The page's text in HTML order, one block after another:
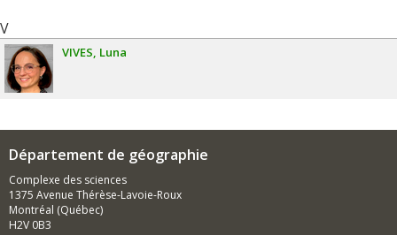
V
VIVES Luna
Département de géographie
Complexe des sciences
1375 Avenue Thérèse-Lavoie-Roux
Montréal (Québec)
H2V 0B3